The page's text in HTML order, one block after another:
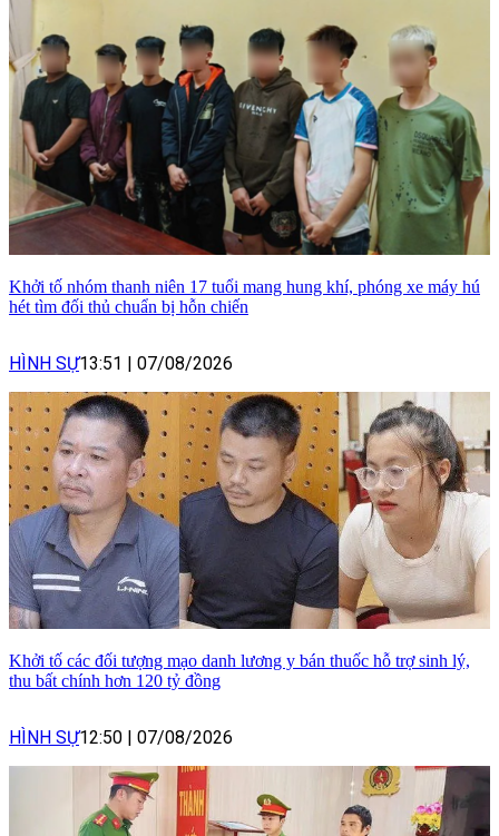
Khởi tố nhóm thanh niên 17 tuổi mang hung khí, phóng xe máy hú
hét tìm đối thủ chuẩn bị hỗn chiến
HÌNH SỰ13:51 07/08/2026
Khởi tố các đối tượng mạo danh lương y bán thuốc hỗ trợ sinh lý,
thu bất chính hơn 120 tỷ đồng
HÌNH SỰ12:50 | 07/08/2026